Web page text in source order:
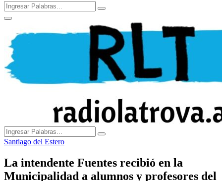
Search
for:
Search
Primary
Search
for:
Search
Santiago del Estero
La intendente Fuentes recibió en la
Municipalidad a alumnos y profesores del